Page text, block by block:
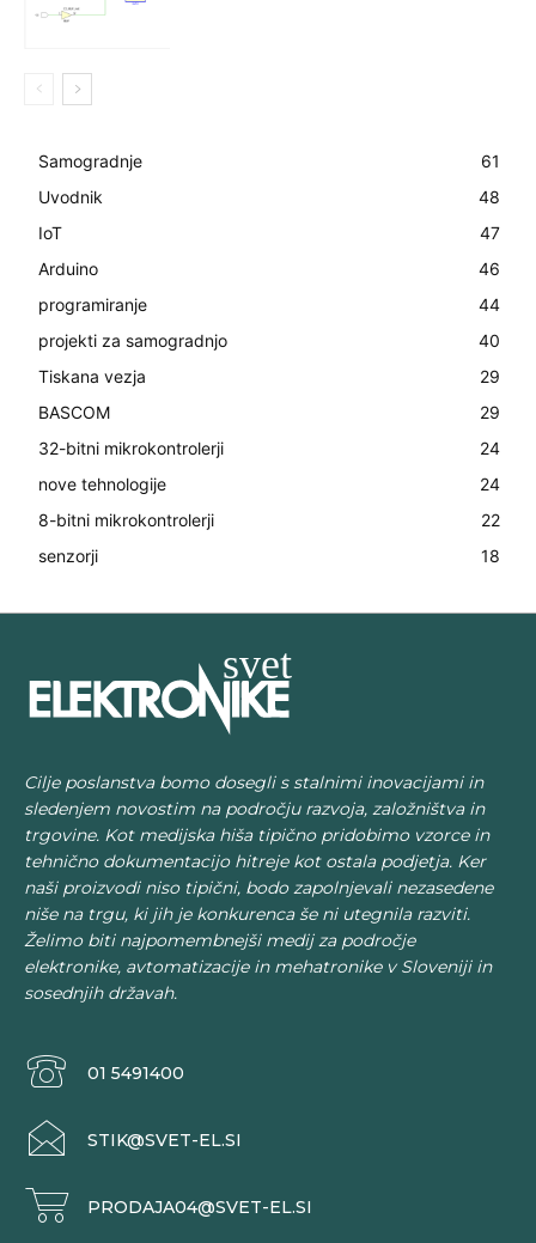
Samogradnje
61
Uvodnik
48
IoT
47
Arduino
46
programiranje
44
projekti za samogradnjo
40
Tiskana vezja
29
BASCOM
29
32-bitni mikrokontrolerji
24
nove tehnologije
24
8-bitni mikrokontrolerji
22
senzorji
18
Cilje poslanstva bomo dosegli s stalnimi inovacijami in
sledenjem novostim na področju razvoja, založništva in
trgovine. Kot medijska hiša tipično pridobimo vzorce in
tehnično dokumentacijo hitreje kot ostala podjetja. Ker
naši proizvodi niso tipični, bodo zapolnjevali nezasedene
niše na trgu, ki jih je konkurenca še ni utegnila razviti.
Želimo biti najpomembnejši medij za področje
elektronike, avtomatizacije in mehatronike v Sloveniji in
sosednjih državah.
01 5491400
STIK@SVET-EL.SI
PRODAJA04@SVET-EL.SI